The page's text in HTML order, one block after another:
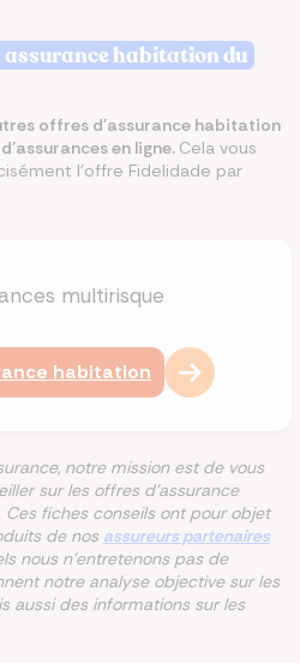
assurance habitation du
offres d'assurance habitation
en ligne. Cela vous
l'offre Fidelidade par
multirisque
habitation
notre mission est de vous
sur les offres d'assurance
fiches conseils ont pour objet
de nos assureurs partenaires
nous n'entretenons pas de
notre analyse objective sur les
aussi des informations sur les